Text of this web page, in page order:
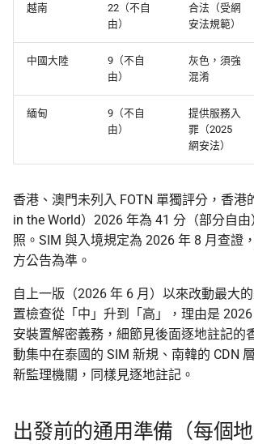
越南
22（不自
由）
合法（受網
安法規範）
中國大陸
9（不自
由）
灰色，須強
混淆
緬甸
9（不自
由）
提供服務入
罪（2025
網安法）
香港、澳門未列入 FOTN 單獨評分，香港
in the World）2026 年為 41 分（部分自
照。SIM 與入境規定為 2026 年 8 月查證
方公告為準。
自上一版（2026 年 6 月）以來改動最大
置檢查從「中」升到「高」，理由是
安裝置解密義務，細節見後面逐地註記的
動集中在泰國的 SIM 新規、南韓的 CDN
新監理機關，同樣見逐地註記。
出發前的通用準備（每個